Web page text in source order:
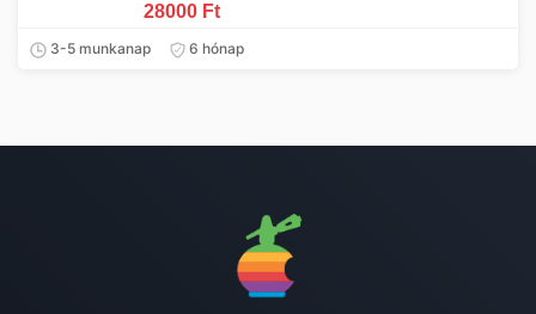
28000 Ft
3-5 munkanap 6 hónap